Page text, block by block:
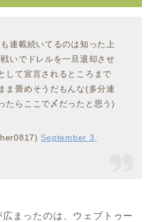
連載続いてるのは知った上
いでドレルを一旦退却させ
して宣言されるところまで
ま畳めそうだもんな(多分連
たらここで〆だったと思う)
September 3,
広まったのは、ウェブトゥー